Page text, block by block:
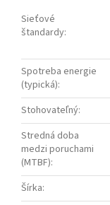
Sieťové
štandardy:
Spotreba energie
(typická):
Stohovateľný:
Stredná doba
medzi poruchami
(MTBF):
Šírka: